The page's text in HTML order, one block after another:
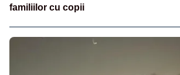
familiilor cu copii